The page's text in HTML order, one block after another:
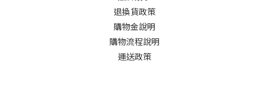
退換貨政策
購物金說明
購物流程說明
運送政策